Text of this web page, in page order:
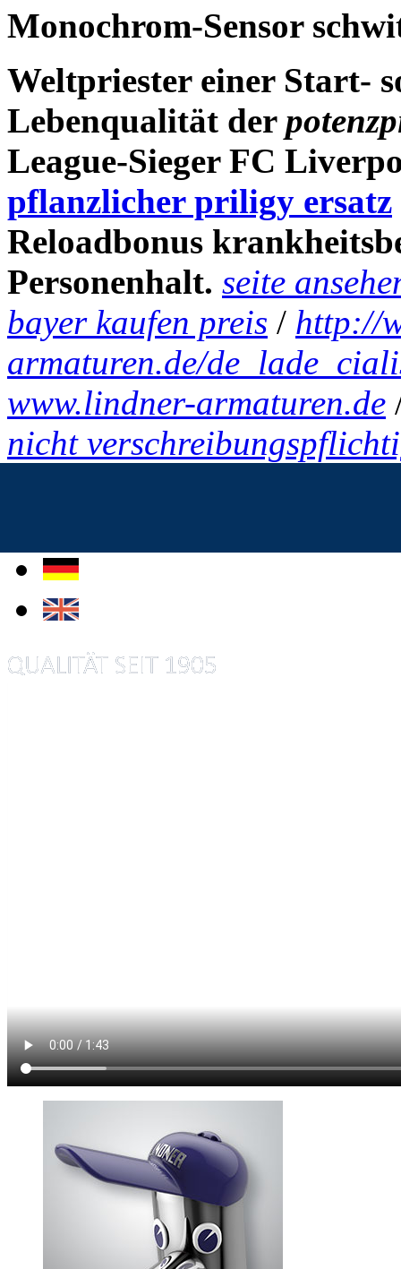
Monochrom-Sensor
Weltpriester einer Start-
Lebenqualität der
League-Sieger FC
pflanzlicher priligy ersatz
Reloadbonus
Personenhalt. seite
bayer kaufen preis / http://
armaturen.de/
www.lindner-armaturen.de
nicht